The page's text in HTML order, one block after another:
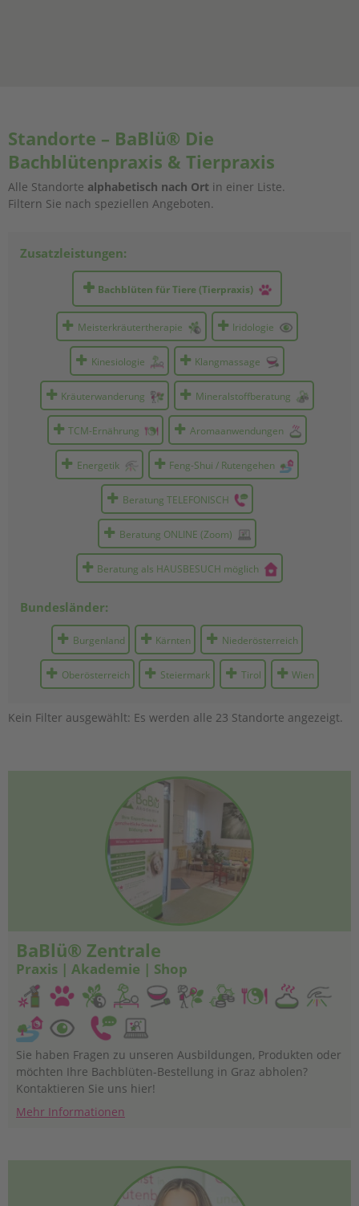
Standorte – BaBlü® Die
Bachblütenpraxis & Tierpraxis
Alle Standorte alphabetisch nach Ort in einer Liste.
Filtern Sie nach speziellen Angeboten.
Zusatzleistungen:
Bachblüten für Tiere (Tierpraxis)
Meisterkräutertherapie Iridologie
Kinesiologie Klangmassage
Kräuterwanderung Mineralstoffberatung
TCM-Ernährung Aromaanwendungen
Energetik Feng-Shui / Rutengehen
Beratung TELEFONISCH
Beratung ONLINE (Zoom)
Beratung als HAUSBESUCH möglich
Bundesländer:
Burgen­land Kärnten Nieder­österreich
Ober­österreich Steier­mark Tirol Wien
Kein Filter ausgewählt: Es werden alle 23 Standorte angezeigt.
BaBlü® Zentrale
Praxis | Akademie | Shop
Sie haben Fragen zu unseren Ausbildungen, Produkten oder
möchten Ihre Bachblüten-Bestellung in Graz abholen?
Kontaktieren Sie uns hier!
Mehr Informationen